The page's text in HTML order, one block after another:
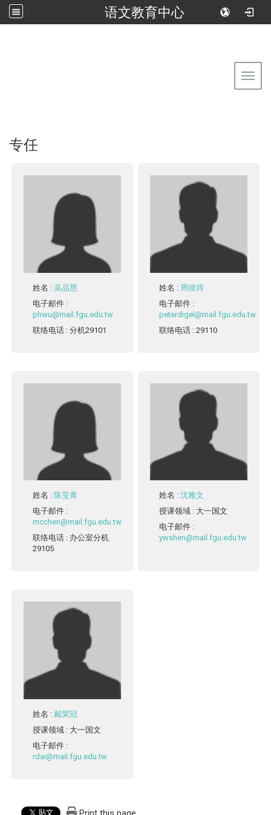
语文教育中心
专任
姓名 :吴品慧
电子邮件 :
phwu@mail.fgu.edu.tw
联络电话 : 分机29101
姓名 : 周彼得
电子邮件 :
peterdigel@mail.fgu.edu.tw
联络电话 : 29110
姓名 : 陈旻青
电子邮件 :
mcchen@mail.fgu.edu.tw
联络电话 : 办公室分机
29105
姓名 :沈雅文
授课领域 : 大一国文
电子邮件 :
ywshen@mail.fgu.edu.tw
姓名 :戴荣冠
授课领域 : 大一国文
电子邮件 :
rdai@mail.fgu.edu.tw